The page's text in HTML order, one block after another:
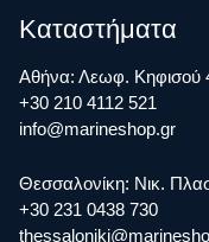
Καταστήματα
Αθήνα: Λεωφ. Κηφισού
+30 210 4112 521
info@marineshop.gr
Θεσσαλονίκη: Νικ.
+30 231 0438 730